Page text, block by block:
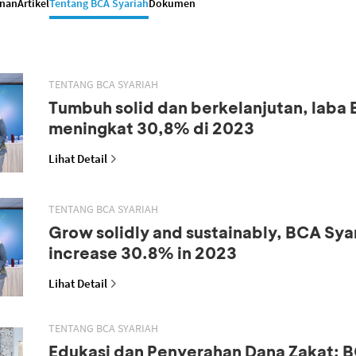
ArtikelTentang BCA SyariahDokumen
TENTANG BCA SYARIAH
Tumbuh solid dan berkelanjutan, laba
meningkat 30,8% di 2023
Lihat Detail
TENTANG BCA SYARIAH
Grow solidly and sustainably, BCA
increase 30.8% in 2023
Lihat Detail
TENTANG BCA SYARIAH
Edukasi dan Penyerahan Dana Zakat: